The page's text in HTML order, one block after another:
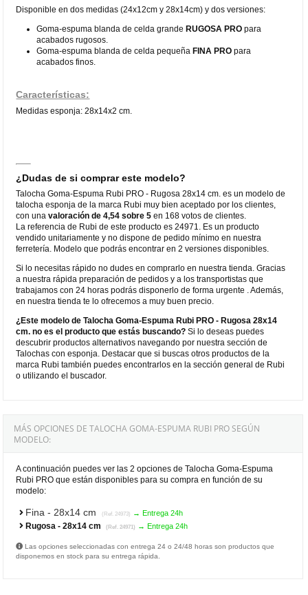
Disponible en dos medidas (24x12cm y 28x14cm) y dos versiones:
Goma-espuma blanda de celda grandeRUGOSA PRO para
acabados rugosos.
Goma-espuma blanda de celda pequeñaFINA PRO para
acabados finos.
Características:
Medidas esponja: 28x14x2 cm.
¿Dudas de si comprar este modelo?
Talocha Goma-Espuma Rubi PRO - Rugosa 28x14 cm. es un modelo de
talocha esponja de la marca Rubi muy bien aceptado por los clientes,
con unavaloración de 4,54 sobre 5 en 168 votos de clientes.
La referencia de Rubi de este producto es 24971. Es un producto
vendido unitariamente y no dispone de pedido mínimo en nuestra
ferretería. Modelo que podrás encontrar en 2 versiones disponibles.
Si lo necesitas rápido no dudes en comprarlo en nuestra tienda. Gracias
a nuestra rápida preparación de pedidos y a los transportistas que
trabajamos con 24 horas podrás disponerlo de forma urgente . Además,
en nuestra tienda te lo ofrecemos a muy buen precio.
¿Este modelo de Talocha Goma-Espuma Rubi PRO - Rugosa 28x14
cm. no es el producto que estás buscando? Si lo deseas puedes
descubrir productos alternativos navegando por nuestra sección de
Talochas con esponja. Destacar que si buscas otros productos de la
marca Rubi también puedes encontrarlos en la sección general de Rubi
o utilizando el buscador.
MÁS OPCIONES DE TALOCHA GOMA-ESPUMA RUBI PRO SEGÚN
MODELO:
A continuación puedes ver las 2 opciones de Talocha Goma-Espuma
Rubi PRO que están disponibles para su compra en función de su
modelo:
Fina - 28x14 cm (Ref. 24973) → Entrega 24h
Rugosa - 28x14 cm (Ref. 24971) → Entrega 24h
Las opciones seleccionadas con entrega 24 o 24/48 horas son productos que
disponemos en stock para su entrega rápida.